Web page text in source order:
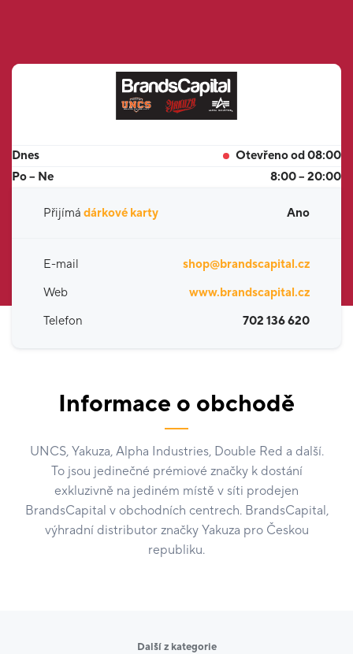
Dnes
Otevřeno od 08:00
Po – Ne
8:00 – 20:00
Přijímá dárkové karty Ano
E-mail
shop@brandscapital.cz
Web
www.brandscapital.cz
Telefon
702 136 620
Informace o obchodě
UNCS, Yakuza, Alpha Industries, Double Red a další.
To jsou jedinečné prémiové značky k dostání
exkluzivně na jediném místě v síti prodejen
BrandsCapital v obchodních centrech. BrandsCapital,
výhradní distributor značky Yakuza pro Českou
republiku.
Další z kategorie